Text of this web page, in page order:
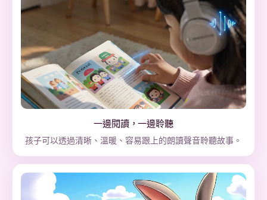
一邊閱讀，一邊聆聽
孩子可以透過清晰、溫暖、容易跟上的朗讀聲音聆聽故事。